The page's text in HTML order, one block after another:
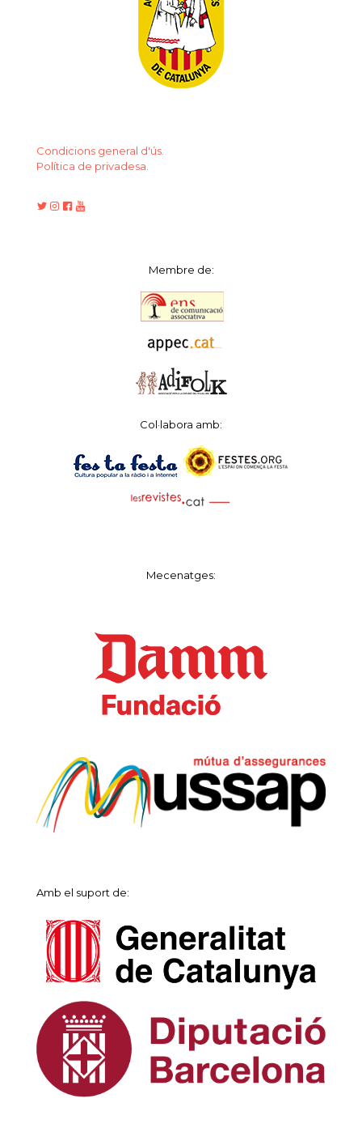
Condicions general d'ús.
Política de privadesa.
Membre de:
Col·labora amb:
Mecenatges:
Amb el suport de: